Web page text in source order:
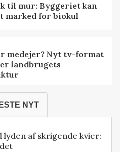
til mur: Byggeriet kan
marked for biokul
medejer? Nyt tv-format
landbrugets
NYT
lyden af skrigende kvier: